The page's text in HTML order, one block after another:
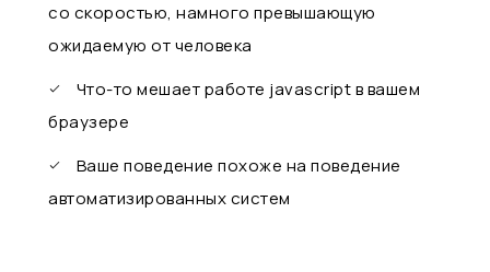
со скоростью, намного превышающую
ожидаемую от человека
Что-то мешает работе javascript в вашем
браузере
Ваше поведение похоже на поведение
автоматизированных систем